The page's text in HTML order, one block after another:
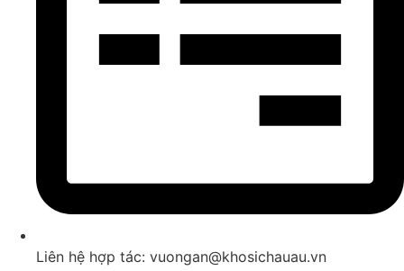
Liên hệ hợp tác: vuongan@khosichauau.vn